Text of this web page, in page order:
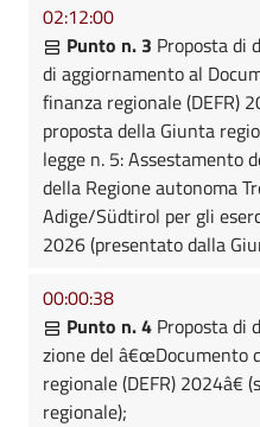
02:12:00
Punto n. 3 Proposta di
di aggiornamento al
finanza regionale (DEFR)
proposta della Giunta
legge n. 5: Assestamento
della Regione autonoma
Adige/Südtirol per gli
2026 (presentato dalla
00:00:38
Punto n. 4 Proposta di
zione del â€œDocumento
regionale (DEFR) 2024â€
regionale);